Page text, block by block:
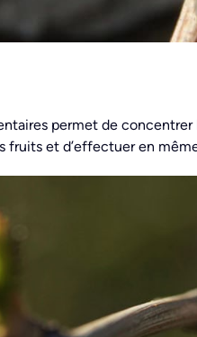
permet de
fruits et d’effectuer en